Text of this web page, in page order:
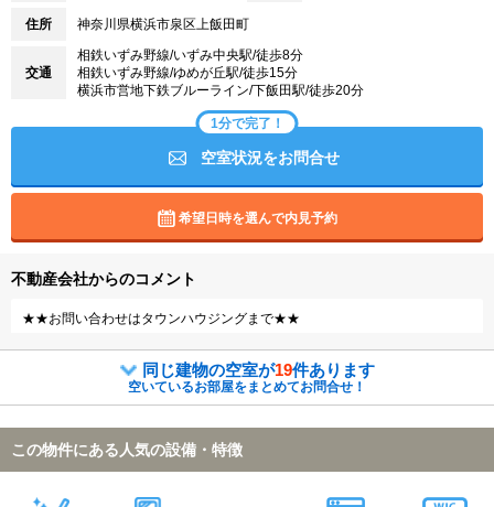
住所 神奈川県横浜市泉区上飯田町
交通
相鉄いずみ野線/いずみ中央駅/徒歩8分
相鉄いずみ野線/ゆめが丘駅/徒歩15分
横浜市営地下鉄ブルーライン/下飯田駅/徒歩20分
1分で完了！
空室状況をお問合せ
希望日時を選んで内見予約
不動産会社からのコメント
★★お問い合わせはタウンハウジングまで★★
同じ建物の空室が19件あります
空いているお部屋をまとめてお問合せ！
この物件にある人気の設備・特徴